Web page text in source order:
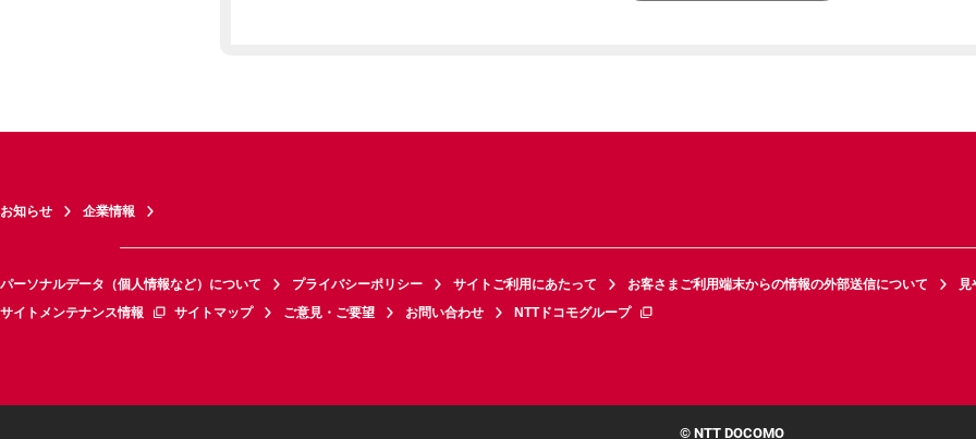
お知らせ 企業情報
パーソナルデータ（個人情報など）について プライバシーポリシー サイトご利用にあたって お客さまご利用端末からの情報の外部送信について
見
サイトメンテナンス情報
サイトマップ ご意見・ご要望 お問い合わせ NTTドコモグループ
© NTT DOCOMO